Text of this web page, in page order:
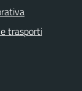
trasporti